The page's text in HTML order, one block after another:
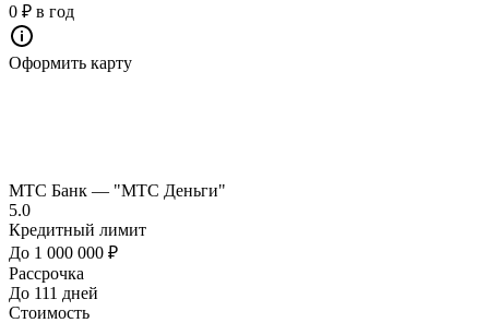
0 ₽ в год
Оформить карту
МТС Банк — "МТС Деньги"
5.0
Кредитный лимит
До 1 000 000 ₽
Рассрочка
До 111 дней
Стоимость